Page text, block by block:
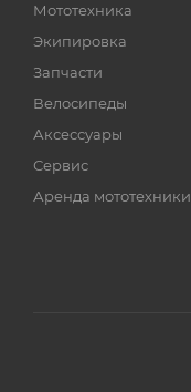
Мототехника
Экипировка
Запчасти
Велосипеды
Аксессуары
Сервис
Аренда мототехники